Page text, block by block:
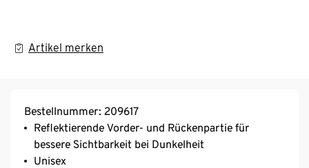
Artikel merken
Bestellnummer: 209617
Reflektierende Vorder- und Rückenpartie für
bessere Sichtbarkeit bei Dunkelheit
Unisex